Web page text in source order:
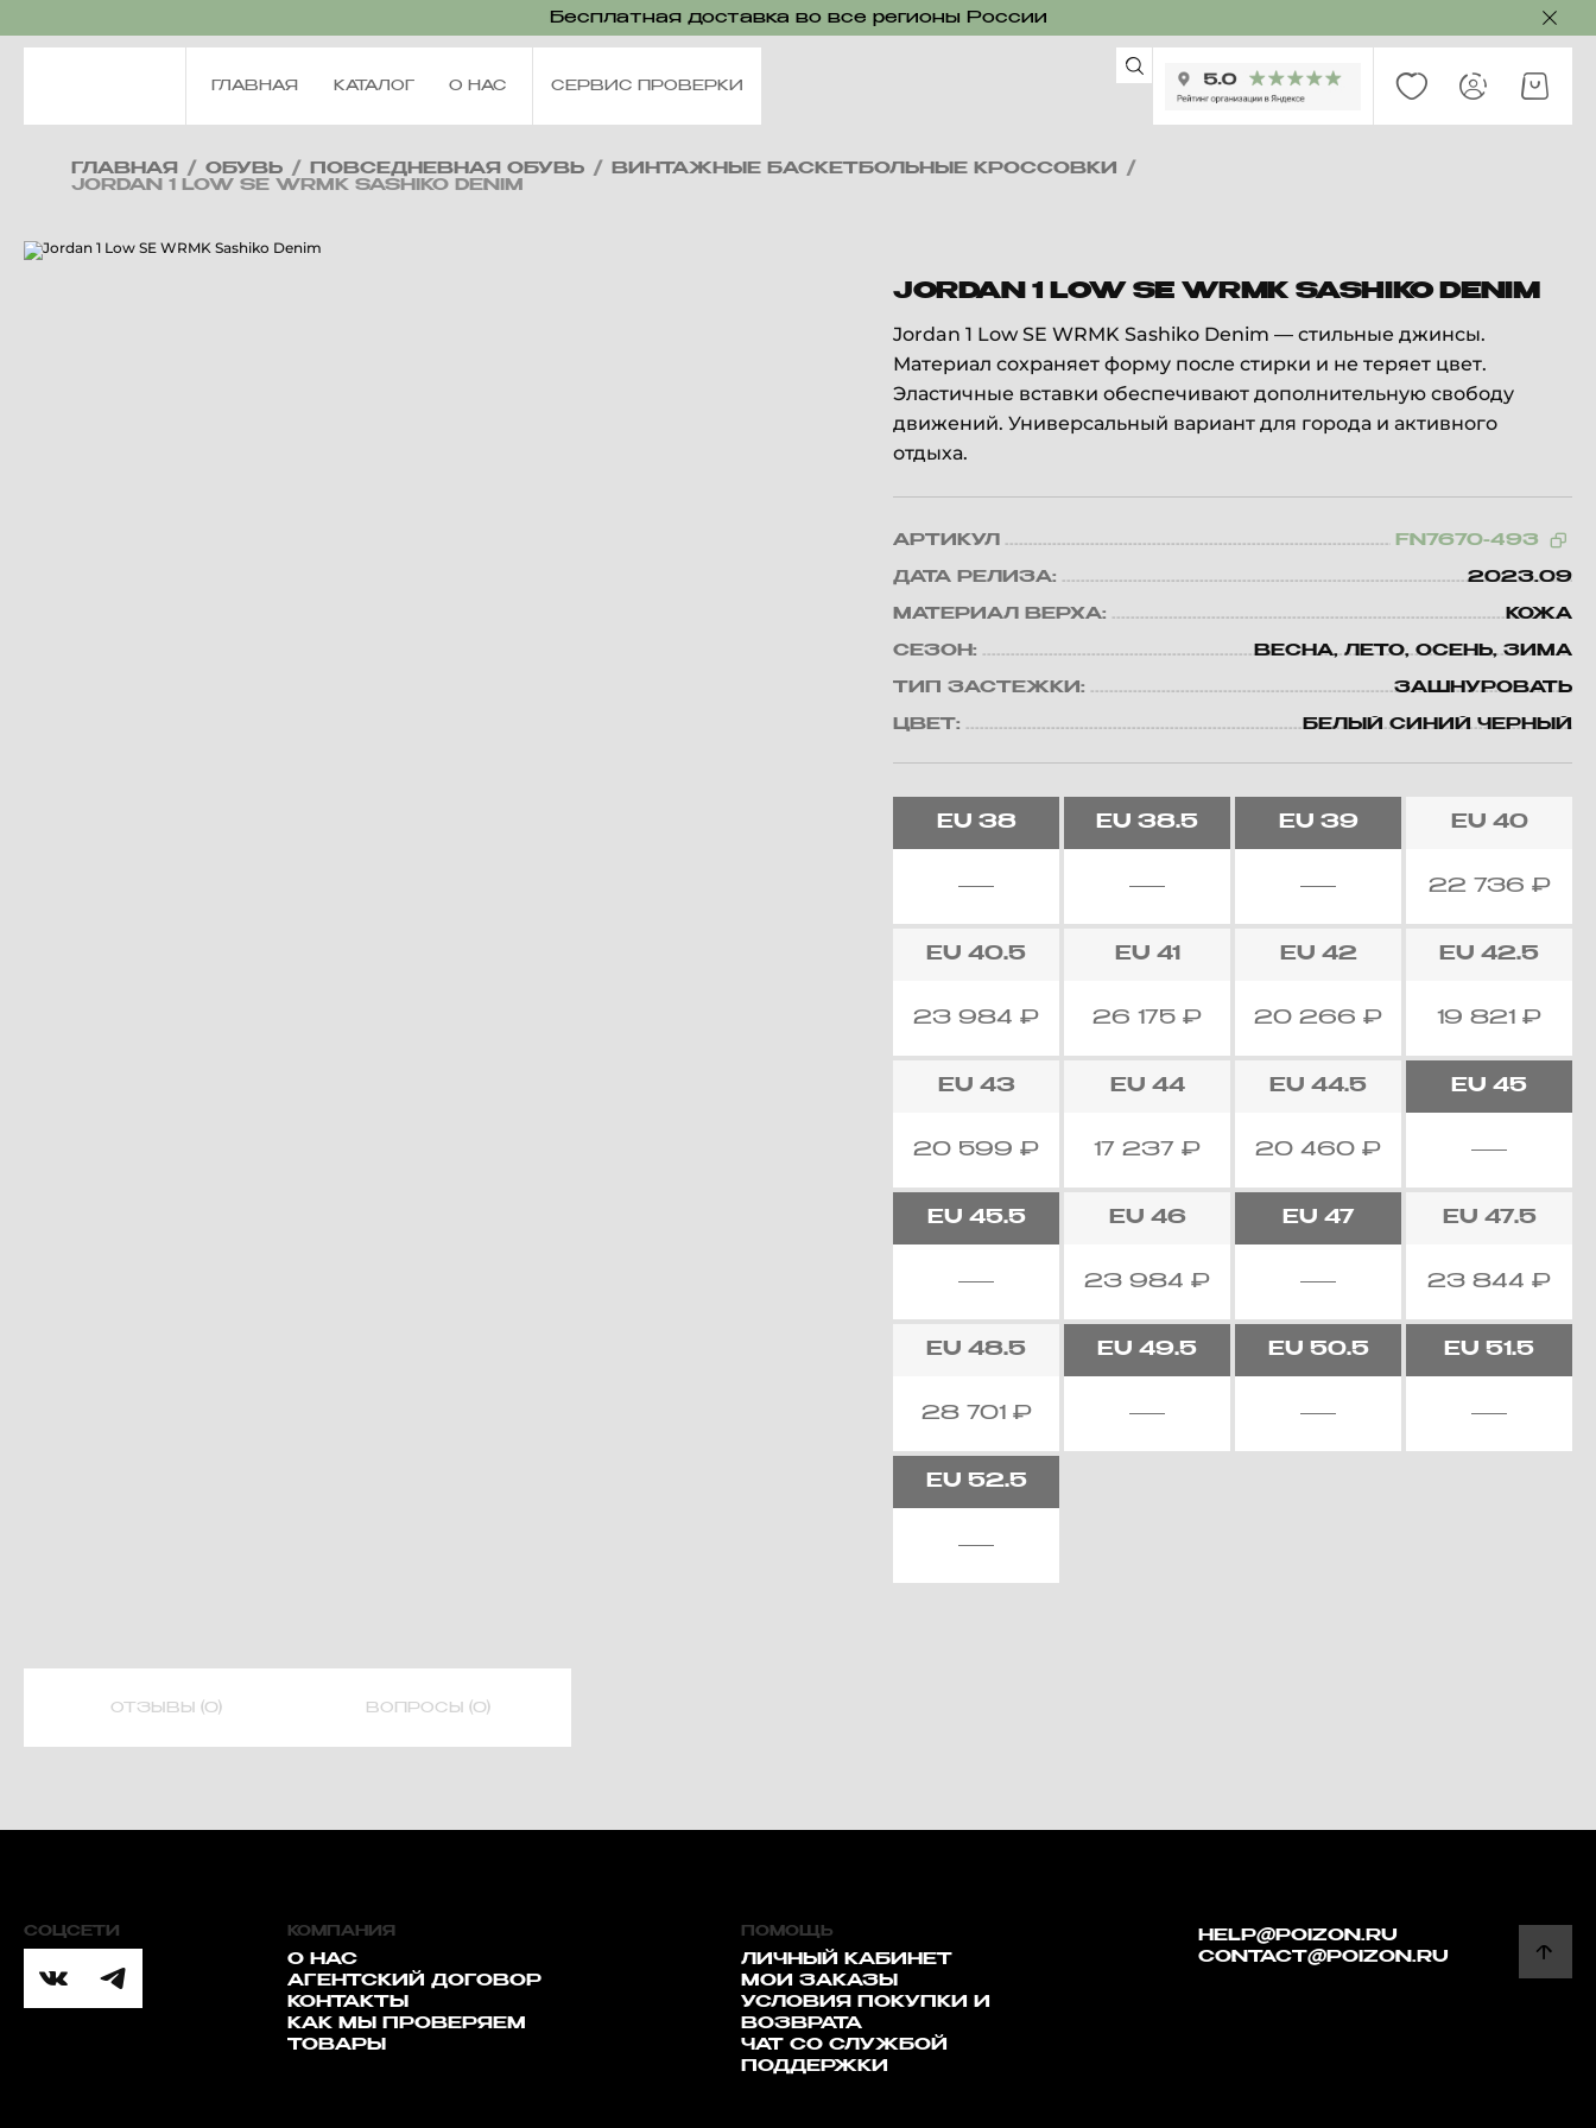
Бесплатная доставка во все регионы России
ГЛАВНАЯ КАТАЛОГ О НАС СЕРВИС ПРОВЕРКИ
ГЛАВНАЯ / ОБУВЬ / ПОВСЕДНЕВНАЯ ОБУВЬ / ВИНТАЖНЫЕ БАСКЕТБОЛЬНЫЕ КРОССОВКИ
/
JORDAN 1 LOW SE WRMK SASHIKO DENIM
JORDAN 1 LOW SE WRMK SASHIKO DENIM
Jordan 1 Low SE WRMK Sashiko Denim — стильные джинсы.
Материал сохраняет форму после стирки и не теряет цвет.
Эластичные вставки обеспечивают дополнительную свободу
движений. Универсальный вариант для города и активного
отдыха.
АРТИКУЛ FN7670-493
ДАТА РЕЛИЗА: 2023.09
МАТЕРИАЛ ВЕРХА: КОЖА
СЕЗОН: ВЕСНА, ЛЕТО, ОСЕНЬ, ЗИМА
ТИП ЗАСТЕЖКИ: ЗАШНУРОВАТЬ
ЦВЕТ: БЕЛЫЙ СИНИЙ ЧЕРНЫЙ
EU 38 EU 38.5 EU 39 EU 40
22 736 ₽
EU 40.5
23 984₽
EU 41
26 175₽
EU 42
20 266₽
EU 42.5
19 821 ₽
EU 43
20 599₽
EU 44
17 237₽
EU 44.5
20 460₽
EU 45
EU 45.5 EU 46
23 984₽
EU 47 EU 47.5
23 844 ₽
EU 48.5
28 701 ₽
EU 49.5 EU 50.5 EU 51.5
EU 52.5
ОТЗЫВЫ (0) ВОПРОСЫ (0)
СОЦСЕТИ КОМПАНИЯ
О НАС
АГЕНТСКИЙ ДОГОВОР
КОНТАКТЫ
КАК МЫ ПРОВЕРЯЕМ
ТОВАРЫ
HELP@POIZON.RU
CONTACT@POIZON.RU
ПОМОЩЬ
ЛИЧНЫЙ КАБИНЕТ
МОИ ЗАКАЗЫ
УСЛОВИЯ ПОКУПКИ И
ВОЗВРАТА
ЧАТ СО СЛУЖБОЙ
ПОДДЕРЖКИ